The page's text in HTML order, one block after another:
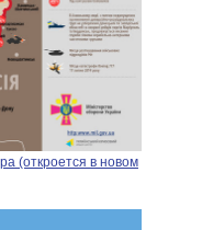
(откроется в новом